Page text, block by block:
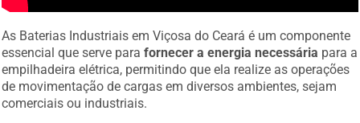
As Baterias Industriais em Viçosa do Ceará é um componente
essencial que serve parafornecer a energia necessária para a
empilhadeira elétrica, permitindo que ela realize as operações
de movimentação de cargas em diversos ambientes, sejam
comerciais ou industriais.